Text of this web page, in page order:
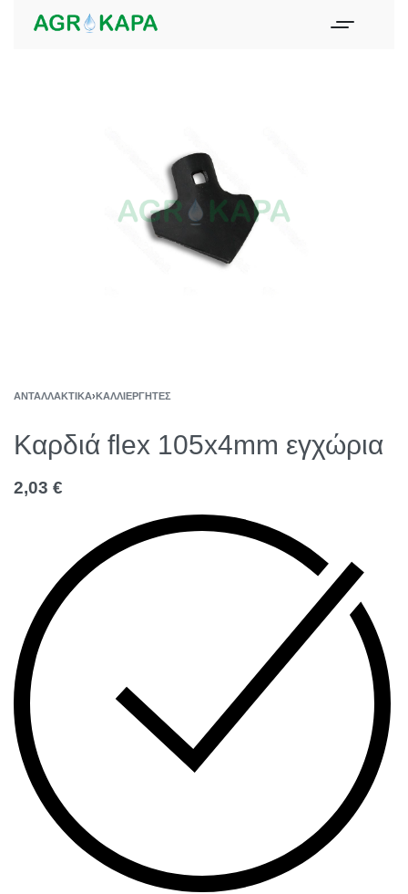
ΑΝΤΑΛΛΑΚΤΙΚΆ›ΚΑΛΛΙΕΡΓΗΤΈΣ
Καρδιά flex 105x4mm εγχώρια
2,03 €